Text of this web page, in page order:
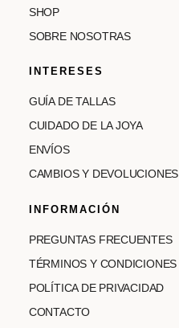
SHOP
SOBRE NOSOTRAS
INTERESES
GUÍA DE TALLAS
CUIDADO DE LA JOYA
ENVÍOS
CAMBIOS Y DEVOLUCIONES
INFORMACIÓN
PREGUNTAS FRECUENTES
TÉRMINOS Y CONDICIONES
POLÍTICA DE PRIVACIDAD
CONTACTO